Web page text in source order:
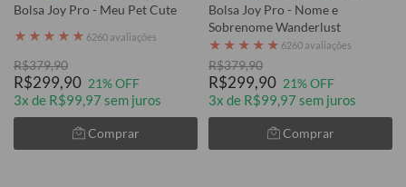
Bolsa Joy Pro - Meu Pet Cute
★ ★ ★ ★ ★ 6260 avaliações
R$379,90
R$299,90 21% OFF
3x de R$99,97 sem juros
Comprar
Bolsa Joy Pro - Nome e
Sobrenome Wanderlust
★ ★ ★ ★ ★ 6260 avaliações
R$379,90
R$299,90 21% OFF
3x de R$99,97 sem juros
Comprar